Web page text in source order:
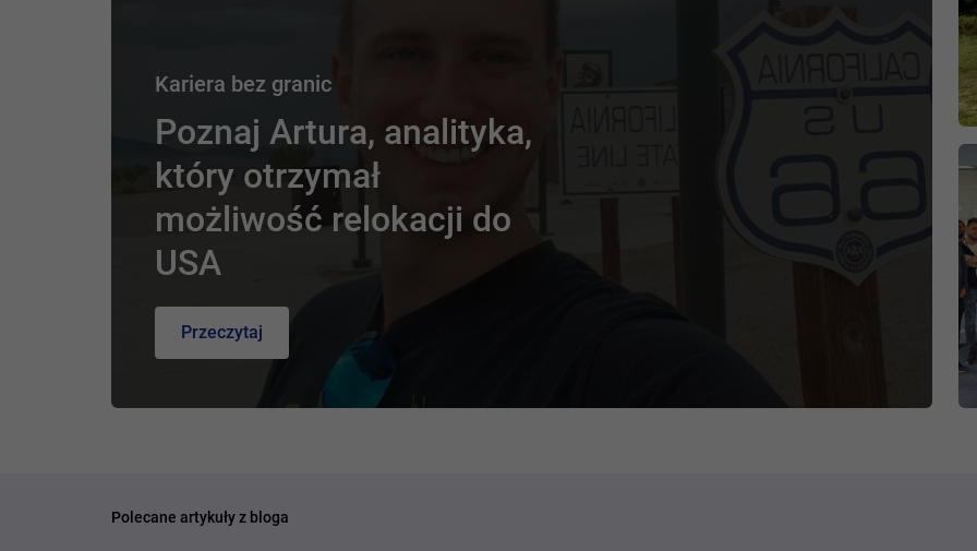
Kariera bez granic
Poznaj Artura, analityka,
który otrzymał
możliwość relokacji do
USA
Przeczytaj
Polecane artykuły z bloga